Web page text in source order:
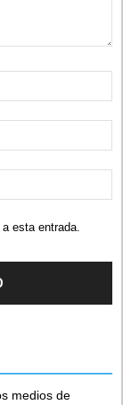
esta entrada.
medios de